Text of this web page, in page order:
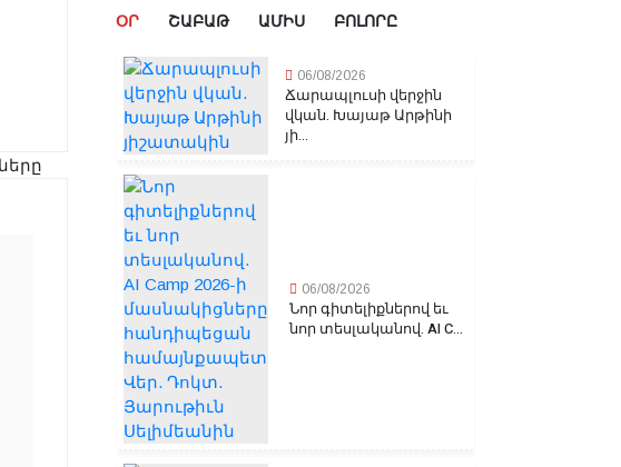
ՕՐ ՇԱԲԱԹ ԱՄԻՍ ԲՈԼՈՐԸ
06/08/2026
Ճարապլուսի վերջին
վկան. Խայաթ Արթինի
յի...
06/08/2026
Նոր գիտելիքներով եւ
նոր տեսլականով. AI C...